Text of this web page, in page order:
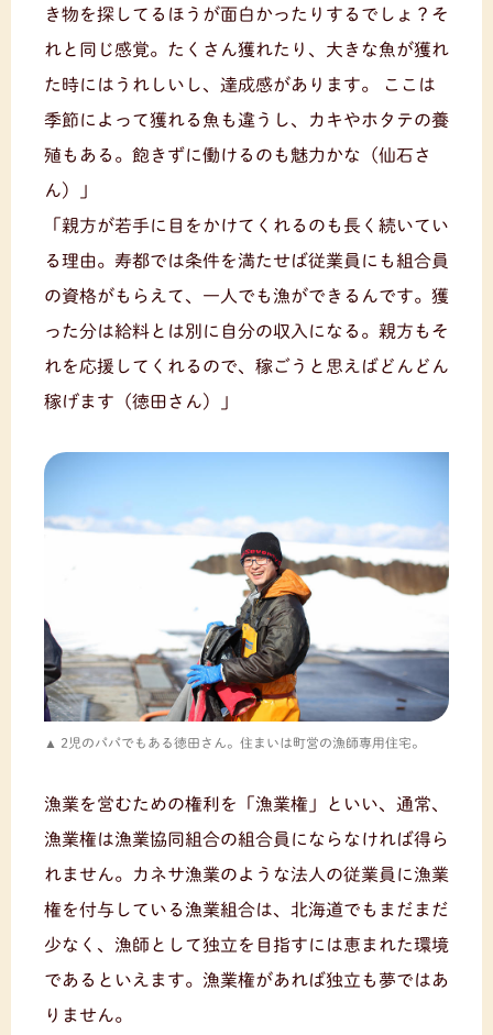
き物を探してるほうが面白かったりするでしょ？そ
れと同じ感覚。たくさん獲れたり、大きな魚が獲れ
た時にはうれしいし、達成感があります。 ここは
季節によって獲れる魚も違うし、カキやホタテの養
殖もある。飽きずに働けるのも魅力かな（仙石さ
ん）」
「親方が若手に目をかけてくれるのも長く続いてい
る理由。寿都では条件を満たせば従業員にも組合員
の資格がもらえて、一人でも漁ができるんです。獲
った分は給料とは別に自分の収入になる。親方もそ
れを応援してくれるので、稼ごうと思えばどんどん
稼げます（徳田さん）」
2児のパパでもある徳田さん。住まいは町営の漁師専用住宅。
漁業を営むための権利を「漁業権」といい、通常、
漁業権は漁業協同組合の組合員にならなければ得ら
れません。カネサ漁業のような法人の従業員に漁業
権を付与している漁業組合は、北海道でもまだまだ
少なく、漁師として独立を目指すには恵まれた環境
であるといえます。漁業権があれば独立も夢ではあ
りません。